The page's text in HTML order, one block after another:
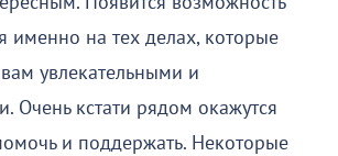
именно на тех делах, которые
увлекательными и
Очень кстати рядом окажутся
и поддержать. Некоторые